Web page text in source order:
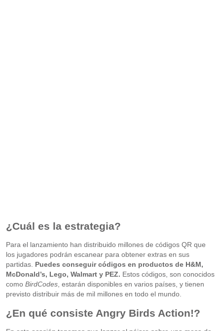
¿Cuál es la estrategia?
Para el lanzamiento han distribuido millones de códigos QR que
los jugadores podrán escanear para obtener extras en sus
partidas. Puedes conseguir códigos en productos de H&M,
McDonald’s, Lego, Walmart y PEZ. Estos códigos, son conocidos
como BirdCodes, estarán disponibles en varios países, y tienen
previsto distribuir más de mil millones en todo el mundo.
¿En qué consiste Angry Birds Action!?